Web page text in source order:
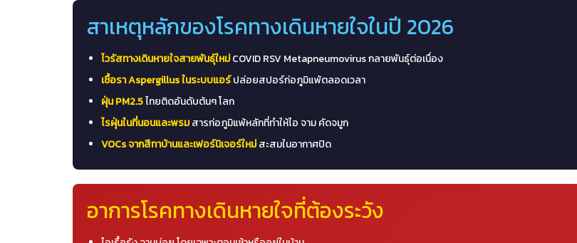
สาเหตุหลักของโรคทางเดินหายใจในปี 2026
ไวรัสทางเดินหายใจสายพันธุ์ใหม่COVID RSV Metapneumovirus กลายพันธุ์ต่อเนื่อง
เชื้อรา Aspergillus ในระบบแอร์ปล่อยสปอร์ก่อภูมิแพ้ตลอดเวลา
ฝุ่น PM2.5ไทยติดอันดับต้นๆ โลก
ไรฝุ่นในที่นอนและพรมสารก่อภูมิแพ้หลักที่ทำให้ไอ จาม คัดจมูก
VOCs จากสีทาบ้านและเฟอร์นิเจอร์ใหม่สะสมในอากาศปิด
อาการโรคทางเดินหายใจที่ต้องระวัง